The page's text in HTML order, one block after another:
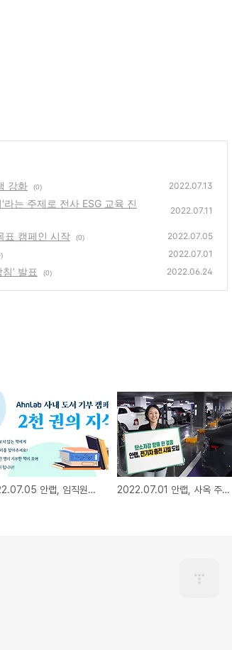
강화 (0) 2022.07.13
는 주제로 전사 ESG 교육 진
2022.07.11
표 캠페인 시작 (0) 2022.07.05
2022.07.01
’ 발표 (0) 2022.06.24
2022.07.05 안랩, 임직원이 참여하는 도서 2000권 기부 목표 캠페인 시작 2022.07.01 안랩, 사옥 주차장 전기차 충전 인프라 설치